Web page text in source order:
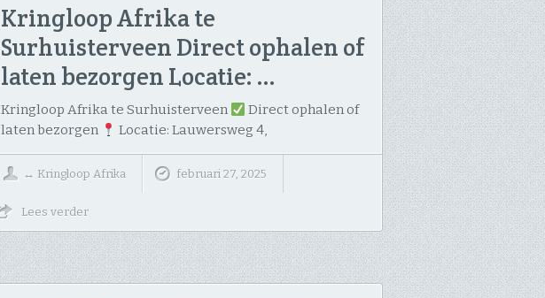
Kringloop Afrika te
Surhuisterveen Direct ophalen of
laten bezorgen Locatie: …
Kringloop Afrika te Surhuisterveen
Direct ophalen of
laten bezorgen
Locatie: Lauwersweg 4,
↔ Kringloop Afrika februari 27, 2025
Lees verder